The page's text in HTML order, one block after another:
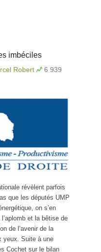
imbéciles
Robert
6 939
révèlent parfois
que les députés UMP
on s’en
et la bêtise de
de l’avenir de la
yeux. Suite à une
Cochet sur le bilan